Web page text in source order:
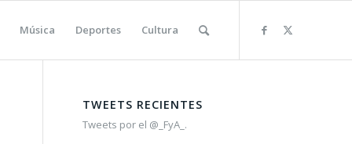
Música Deportes Cultura
TWEETS RECIENTES
Tweets por el @_FyA_.